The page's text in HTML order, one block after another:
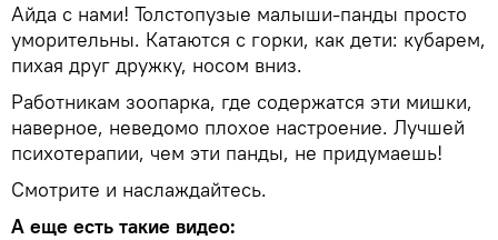
Айда с нами! Толстопузые малыши-панды просто
уморительны. Катаются с горки, как дети: кубарем,
пихая друг дружку, носом вниз.
Работникам зоопарка, где содержатся эти мишки,
наверное, неведомо плохое настроение. Лучшей
психотерапии, чем эти панды, не придумаешь!
Смотрите и наслаждайтесь.
А еще есть такие видео: